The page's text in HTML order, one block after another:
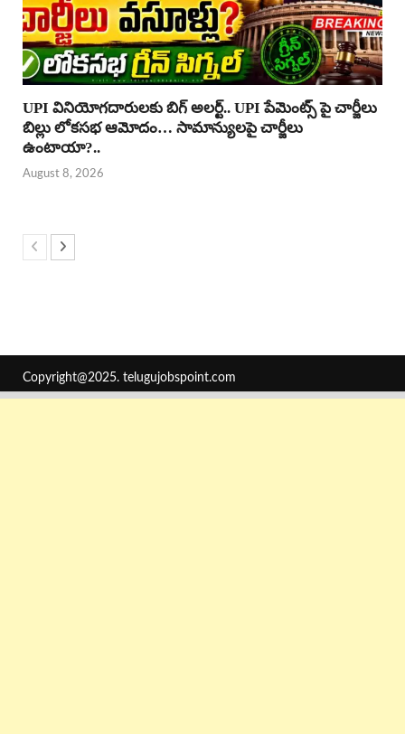
UPI వినియోగదారులకు బిగ్ అలర్ట్.. UPI పేమెంట్స్ పై చార్జీలు
బిల్లు లోకసభ ఆమోదం… సామాన్యులపై చార్జీలు
ఉంటాయా?..
August 8, 2026
Copyright@2025. telugujobspoint.com